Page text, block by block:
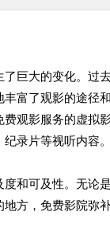
巨大的变化。
富了观影的途径
观影服务的虚
录片等视听内容
和可及性。无论
方，免费影院弥